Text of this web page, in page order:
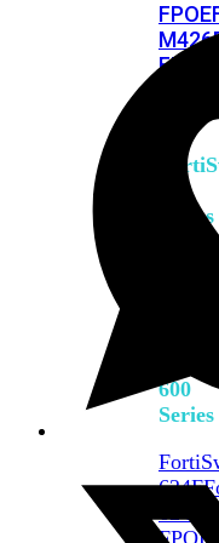
FPOE
FPOE
500
Series
600
Series
624F
624F-
FPOE